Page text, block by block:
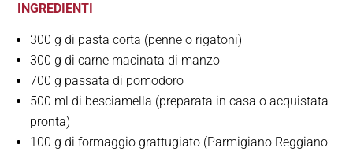
INGREDIENTI
300 g di pasta corta (penne o rigatoni)
300 g di carne macinata di manzo
700 g passata di pomodoro
500 ml di besciamella (preparata in casa o acquistata
pronta)
100 g di formaggio grattugiato (Parmigiano Reggiano